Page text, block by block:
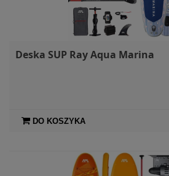
Deska SUP Ray Aqua Marina
DO KOSZYKA